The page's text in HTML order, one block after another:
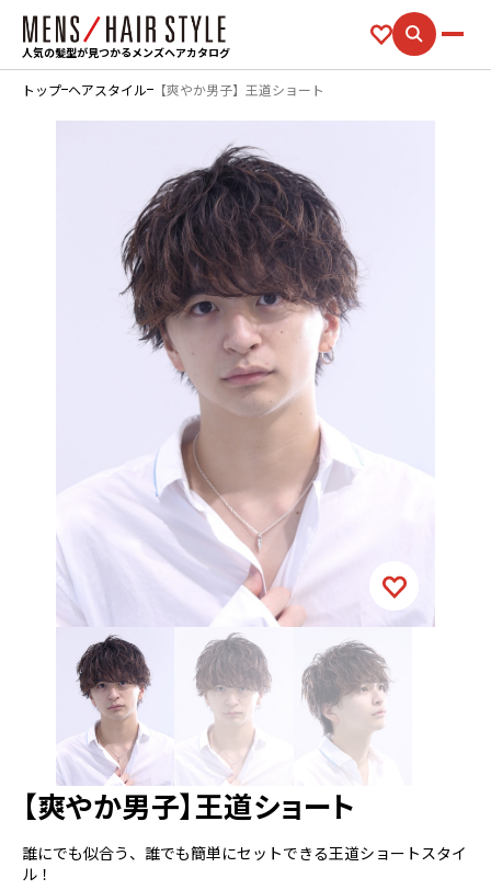
人気の髪型が見つかるメンズヘアカタログ
トップ ヘアスタイル 【爽やか男子】王道ショート
【爽やか男子】王道ショート
誰にでも似合う、誰でも簡単にセットできる王道ショートスタイ
ル！